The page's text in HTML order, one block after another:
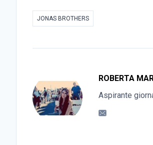
JONAS BROTHERS
ROBERTA
Aspirante